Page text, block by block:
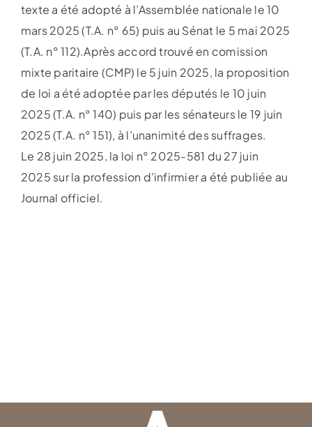
texte a été adopté à l’Assemblée nationale le 10
mars 2025 (T.A. n° 65) puis au Sénat le 5 mai 2025
(T.A. n° 112).Après accord trouvé en comission
mixte paritaire (CMP) le 5 juin 2025, la proposition
de loi a été adoptée par les députés le 10 juin
2025 (T.A. n° 140) puis par les sénateurs le 19 juin
2025 (T.A. n° 151), à l’unanimité des suffrages.
Le 28 juin 2025, la loi n° 2025-581 du 27 juin
2025 sur la profession d’infirmier a été publiée au
Journal officiel.